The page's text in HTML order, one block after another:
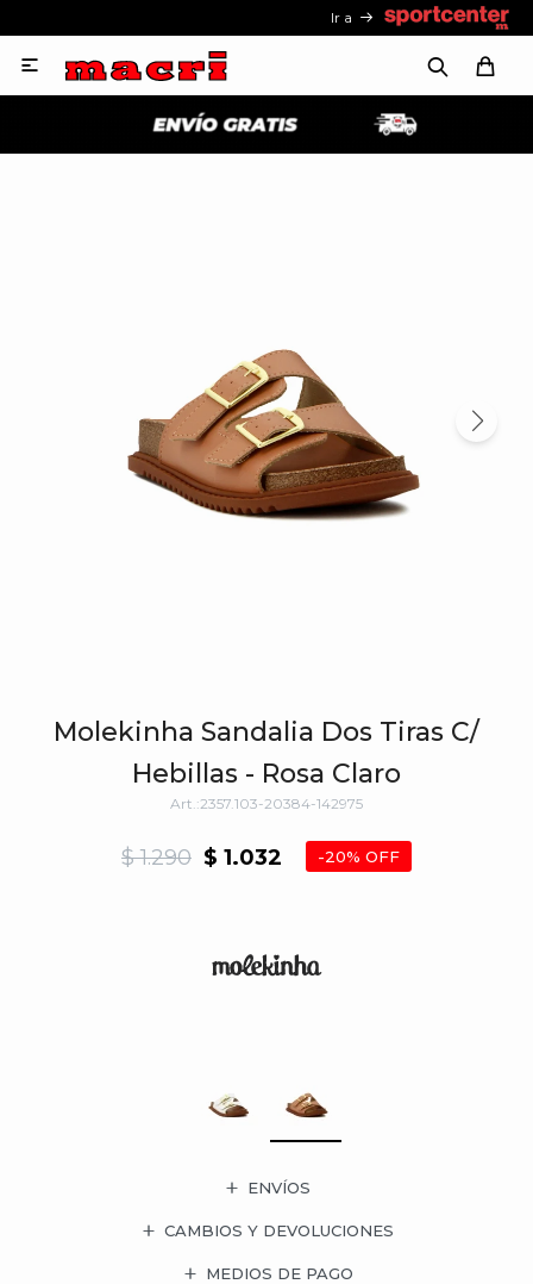
Ir a

Molekinha Sandalia Dos Tiras C/
Hebillas - Rosa Claro
2357.103-20384-142975
$ 1.032
$ 1.290 20
ENVÍOS
CAMBIOS Y DEVOLUCIONES
MEDIOS DE PAGO